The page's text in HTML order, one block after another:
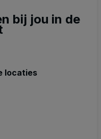
bij jou in de
locaties